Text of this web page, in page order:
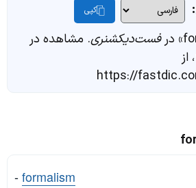
کپی
فست‌دیکشنری. مشاهده در
تاریخ ۱۵ مرداد ۱۴۰۵، از
https://
-formalism